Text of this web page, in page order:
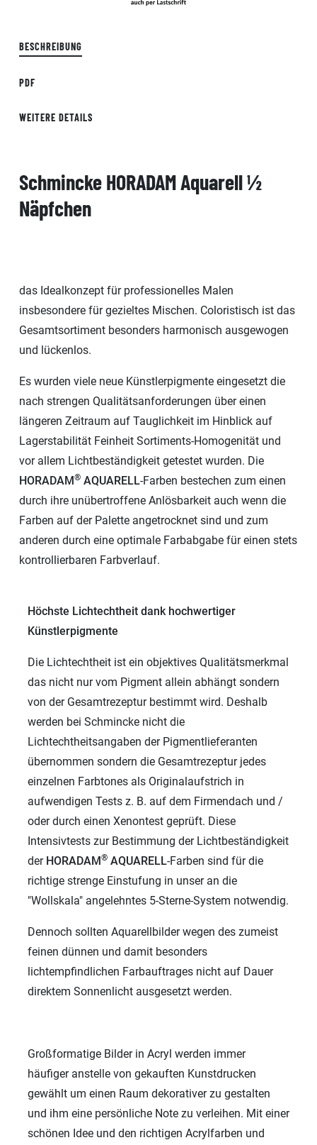
BESCHREIBUNG
PDF
WEITERE DETAILS
Schmincke HORADAM Aquarell ½
Näpfchen
das Idealkonzept für professionelles Malen
insbesondere für gezieltes Mischen. Coloristisch ist das
Gesamtsortiment besonders harmonisch ausgewogen
und lückenlos.
Es wurden viele neue Künstlerpigmente eingesetzt die
nach strengen Qualitätsanforderungen über einen
längeren Zeitraum auf Tauglichkeit im Hinblick auf
Lagerstabilität Feinheit Sortiments-Homogenität und
vor allem Lichtbeständigkeit getestet wurden. Die
HORADAM® AQUARELL-Farben bestechen zum einen
durch ihre unübertroffene Anlösbarkeit auch wenn die
Farben auf der Palette angetrocknet sind und zum
anderen durch eine optimale Farbabgabe für einen stets
kontrollierbaren Farbverlauf.
Höchste Lichtechtheit dank hochwertiger
Künstlerpigmente
Die Lichtechtheit ist ein objektives Qualitätsmerkmal
das nicht nur vom Pigment allein abhängt sondern
von der Gesamtrezeptur bestimmt wird. Deshalb
werden bei Schmincke nicht die
Lichtechtheitsangaben der Pigmentlieferanten
übernommen sondern die Gesamtrezeptur jedes
einzelnen Farbtones als Originalaufstrich in
aufwendigen Tests z. B. auf dem Firmendach und /
oder durch einen Xenontest geprüft. Diese
Intensivtests zur Bestimmung der Lichtbeständigkeit
der HORADAM® AQUARELL-Farben sind für die
richtige strenge Einstufung in unser an die
"Wollskala" angelehntes 5-Sterne-System notwendig.
Dennoch sollten Aquarellbilder wegen des zumeist
feinen dünnen und damit besonders
lichtempfindlichen Farbauftrages nicht auf Dauer
direktem Sonnenlicht ausgesetzt werden.
Großformatige Bilder in Acryl werden immer
häufiger anstelle von gekauften Kunstdrucken
gewählt um einen Raum dekorativer zu gestalten
und ihm eine persönliche Note zu verleihen. Mit einer
schönen Idee und den richtigen Acrylfarben und